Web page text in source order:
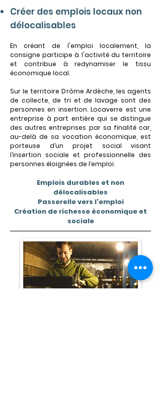
Créer des emplois locaux non
délocalisables
En créant de l'emploi localement, la
consigne participe à l'activité du territoire
et contribue à redynamiser le tissu
économique local.
Sur le territoire Drôme Ardèche, les agents
de collecte, de tri et de lavage sont des
personnes en insertion. Locaverre est une
entreprise à part entière qui se distingue
des autres entreprises par sa finalité car,
au-delà de sa vocation économique, est
porteuse d’un projet social visant
l’insertion sociale et professionnelle des
personnes éloignées de l’emploi.
Emplois durables et non
délocalisables
Passerelle vers l'emploi
Création de richesse économique et
sociale